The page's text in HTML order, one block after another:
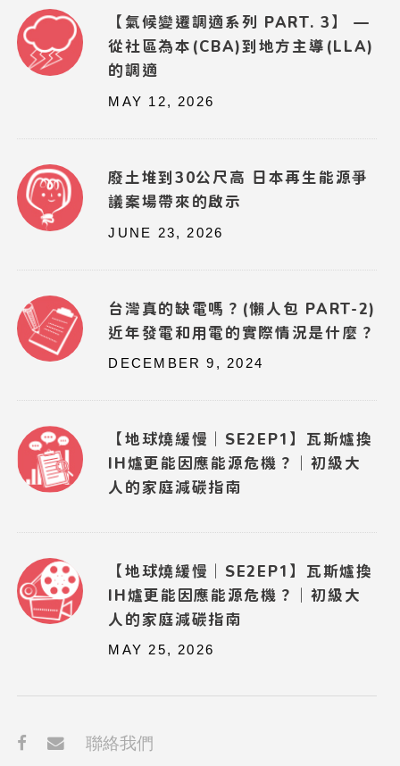
【氣候變遷調適系列 PART. 3】 —
從社區為本(CBA)到地方主導(LLA)
的調適
MAY 12, 2026
廢土堆到30公尺高 日本再生能源爭
議案場帶來的啟示
JUNE 23, 2026
台灣真的缺電嗎？(懶人包 PART-2)
近年發電和用電的實際情況是什麼？
DECEMBER 9, 2024
【地球燒緩慢｜SE2EP1】瓦斯爐換
IH爐更能因應能源危機？｜初級大
人的家庭減碳指南
【地球燒緩慢｜SE2EP1】瓦斯爐換
IH爐更能因應能源危機？｜初級大
人的家庭減碳指南
MAY 25, 2026
聯絡我們